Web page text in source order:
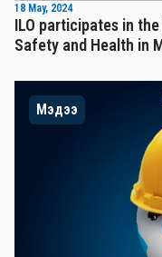
18 May, 2024
ILO participates in
Safety and Health in
Мэдээ